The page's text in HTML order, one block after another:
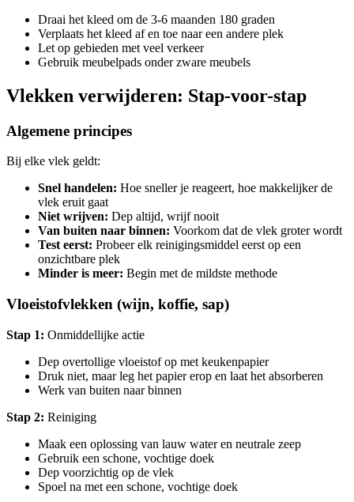
Draai het kleed om de 3-6 maanden 180 graden
Verplaats het kleed af en toe naar een andere plek
Let op gebieden met veel verkeer
Gebruik meubelpads onder zware meubels
Vlekken verwijderen: Stap-voor-stap
Algemene principes
Bij elke vlek geldt:
Snel handelen: Hoe sneller je reageert, hoe makkelijker de
vlek eruit gaat
Niet wrijven: Dep altijd, wrijf nooit
Van buiten naar binnen: Voorkom dat de vlek groter wordt
Test eerst: Probeer elk reinigingsmiddel eerst op een
onzichtbare plek
Minder is meer: Begin met de mildste methode
Vloeistofvlekken (wijn, koffie, sap)
Stap 1: Onmiddellijke actie
Dep overtollige vloeistof op met keukenpapier
Druk niet, maar leg het papier erop en laat het absorberen
Werk van buiten naar binnen
Stap 2: Reiniging
Maak een oplossing van lauw water en neutrale zeep
Gebruik een schone, vochtige doek
Dep voorzichtig op de vlek
Spoel na met een schone, vochtige doek